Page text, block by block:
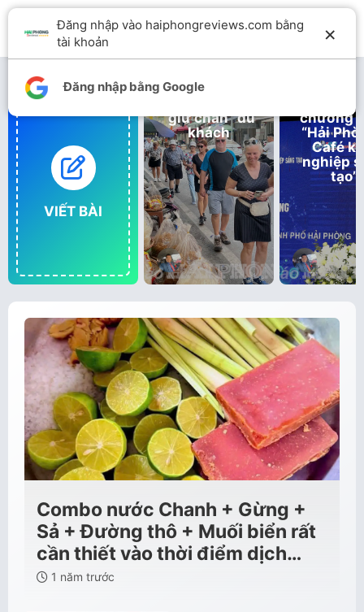
VIẾT BÀI
“giữ chân” du
khách
chương
“Hải
Café
nghiệp
tạo”
Combo nước Chanh + Gừng +
Sả + Đường thô + Muối biển rất
cần thiết vào thời điểm dịch…
1 năm trước
Đăng nhập vào haiphongreviews.com bằng
tài khoản
×
Đăng nhập bằng Google